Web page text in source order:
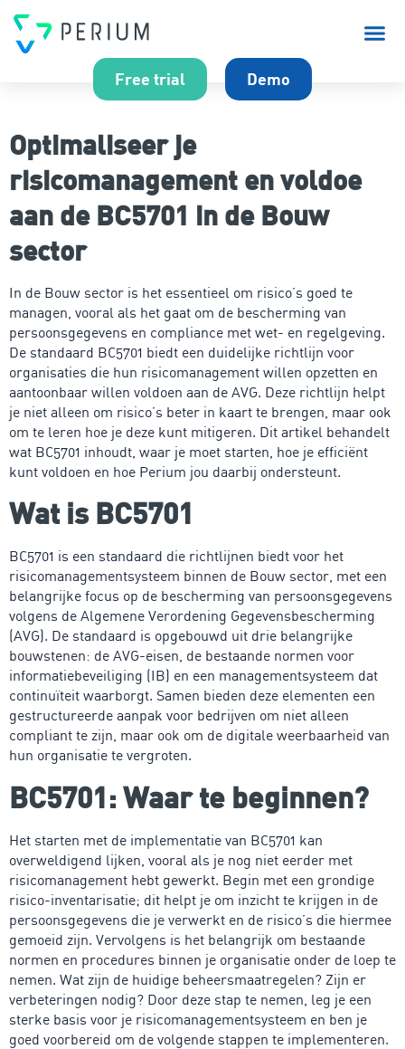
Free trial Demo
Optimaliseer je
risicomanagement en voldoe
aan de BC5701 in de Bouw
sector
In de Bouw sector is het essentieel om risico’s goed te
managen, vooral als het gaat om de bescherming van
persoonsgegevens en compliance met wet- en regelgeving.
De standaard BC5701 biedt een duidelijke richtlijn voor
organisaties die hun risicomanagement willen opzetten en
aantoonbaar willen voldoen aan de AVG. Deze richtlijn helpt
je niet alleen om risico’s beter in kaart te brengen, maar ook
om te leren hoe je deze kunt mitigeren. Dit artikel behandelt
wat BC5701 inhoudt, waar je moet starten, hoe je efficiënt
kunt voldoen en hoe Perium jou daarbij ondersteunt.
Wat is BC5701
BC5701 is een standaard die richtlijnen biedt voor het
risicomanagementsysteem binnen de Bouw sector, met een
belangrijke focus op de bescherming van persoonsgegevens
volgens de Algemene Verordening Gegevensbescherming
(AVG). De standaard is opgebouwd uit drie belangrijke
bouwstenen: de AVG-eisen, de bestaande normen voor
informatiebeveiliging (IB) en een managementsysteem dat
continuïteit waarborgt. Samen bieden deze elementen een
gestructureerde aanpak voor bedrijven om niet alleen
compliant te zijn, maar ook om de digitale weerbaarheid van
hun organisatie te vergroten.
BC5701: Waar te beginnen?
Het starten met de implementatie van BC5701 kan
overweldigend lijken, vooral als je nog niet eerder met
risicomanagement hebt gewerkt. Begin met een grondige
risico-inventarisatie; dit helpt je om inzicht te krijgen in de
persoonsgegevens die je verwerkt en de risico’s die hiermee
gemoeid zijn. Vervolgens is het belangrijk om bestaande
normen en procedures binnen je organisatie onder de loep te
nemen. Wat zijn de huidige beheersmaatregelen? Zijn er
verbeteringen nodig? Door deze stap te nemen, leg je een
sterke basis voor je risicomanagementsysteem en ben je
goed voorbereid om de volgende stappen te implementeren.